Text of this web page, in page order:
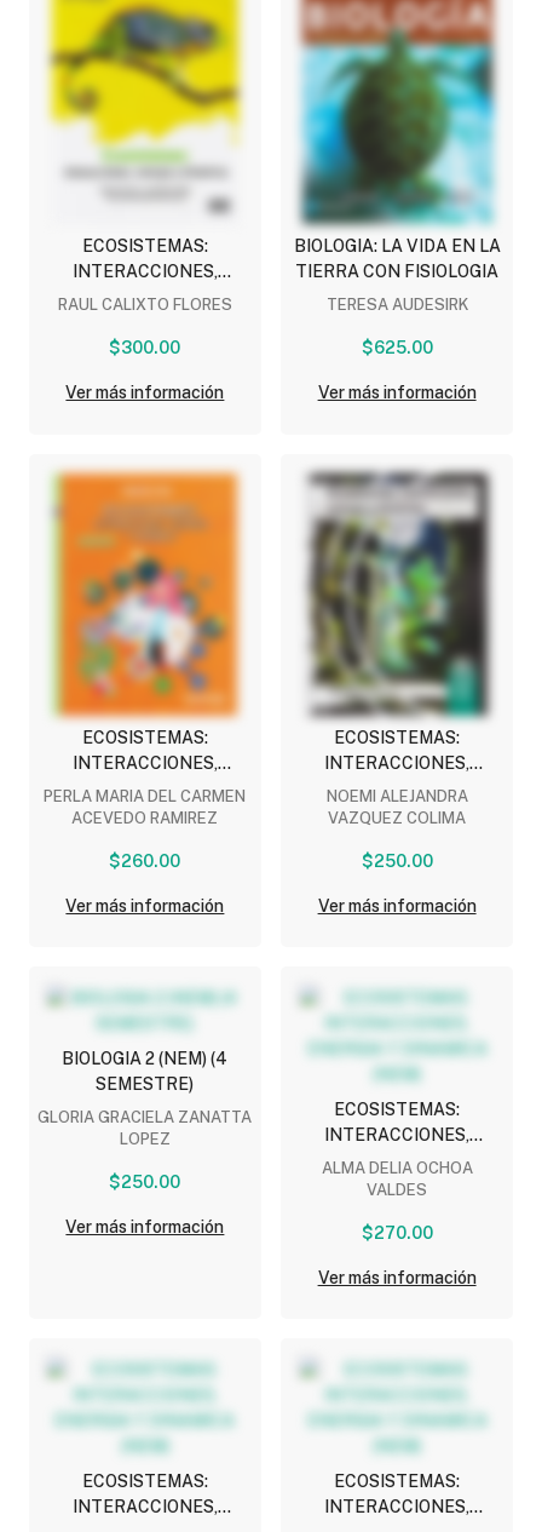
ECOSISTEMAS:
INTERACCIONES,
ENERGIA Y DINAMICA
RAUL CALIXTO FLORES
$300.00
Ver más información
BIOLOGIA: LA VIDA EN LA
TIERRA CON FISIOLOGIA
TERESA AUDESIRK
$625.00
Ver más información
ECOSISTEMAS:
INTERACCIONES,
ENERGIA Y DINAMICA
(NEM)
PERLA MARIA DEL CARMEN
ACEVEDO RAMIREZ
$260.00
Ver más información
ECOSISTEMAS:
INTERACCIONES,
ENERGIA Y DINAMICA
(NEM)
NOEMI ALEJANDRA
VAZQUEZ COLIMA
$250.00
Ver más información
BIOLOGIA 2 (NEM) (4
SEMESTRE)
GLORIA GRACIELA ZANATTA
LOPEZ
$250.00
Ver más información
ECOSISTEMAS:
INTERACCIONES,
ENERGIA Y DINAMICA
(NEM)
ALMA DELIA OCHOA
VALDES
$270.00
Ver más información
ECOSISTEMAS:
INTERACCIONES,
ECOSISTEMAS:
INTERACCIONES,